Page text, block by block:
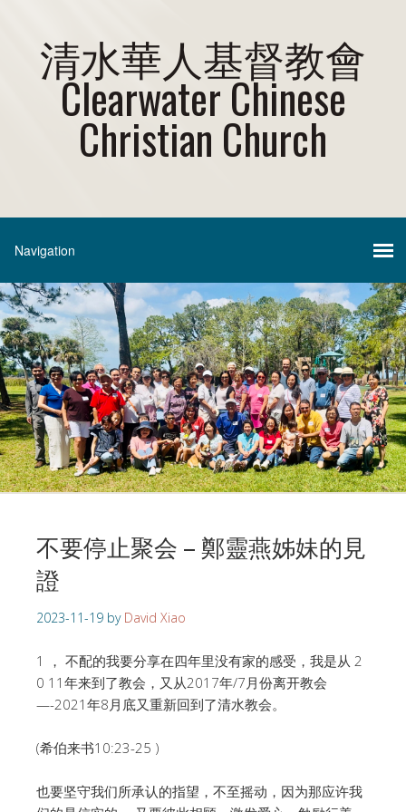
清水華人基督教會
Clearwater Chinese
Christian Church
不要停止聚会 – 鄭靈燕姊妹的見
證
2023-11-19 by David Xiao
1 ， 不配的我要分享在四年里没有家的感受，我是从 2
0 11年来到了教会，又从2017年/7月份离开教会
—-2021年8月底又重新回到了清水教会。
(希伯来书10:23-25 )
也要坚守我们所承认的指望，不至摇动，因为那应许我